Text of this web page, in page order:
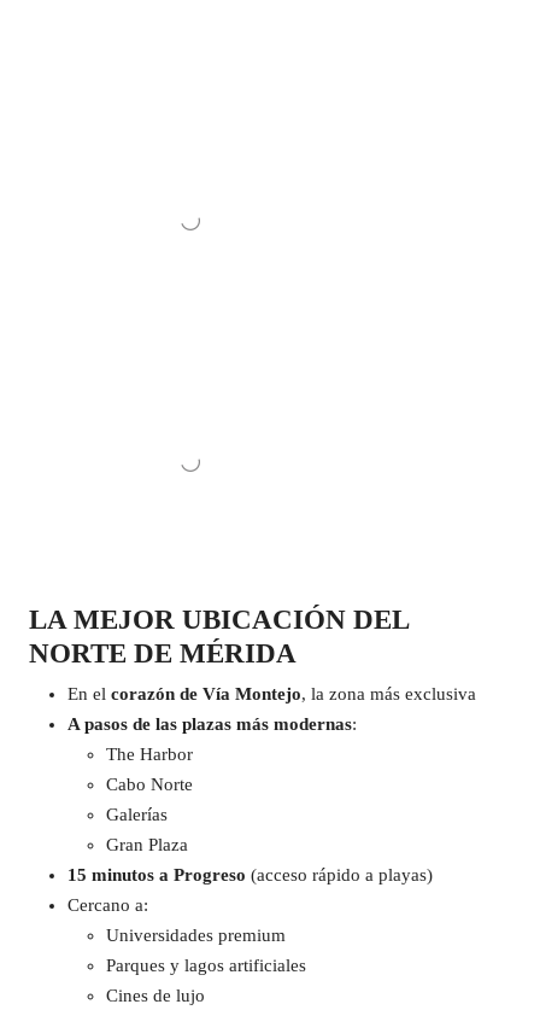
LA MEJOR UBICACIÓN DEL
NORTE DE MÉRIDA
En el corazón de Vía Montejo, la zona más exclusiva
A pasos de las plazas más modernas:
The Harbor
Cabo Norte
Galerías
Gran Plaza
15 minutos a Progreso (acceso rápido a playas)
Cercano a:
Universidades premium
Parques y lagos artificiales
Cines de lujo